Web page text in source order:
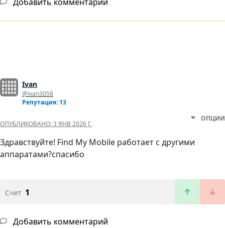
Ivan
@ivan3058
Репутация: 13
ОПУБЛИКОВАНО:3 ЯНВ 2026 Г.
ОПЦИИ
Здравствуйте! Find My Mobile работает с другими
аппаратами?спасибо
Счет 1
Добавить комментарий